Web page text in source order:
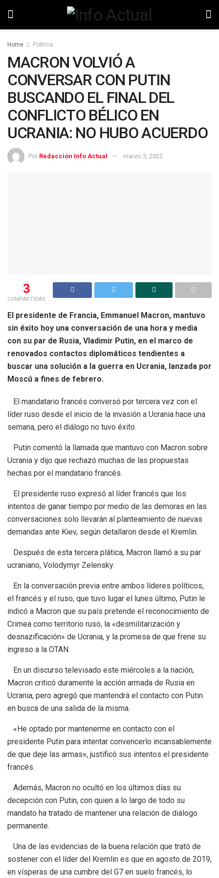
Home Política
MACRON VOLVIÓ A
CONVERSAR CON PUTIN
BUSCANDO EL FINAL DEL
CONFLICTO BÉLICO EN
UCRANIA: NO HUBO ACUERDO
Por Redacción Info Actual marzo 3, 2022
3
COMPARTIDAS
El presidente de Francia, Emmanuel Macron, mantuvo
sin éxito hoy una conversación de una hora y media
con su par de Rusia, Vladimir Putin, en el marco de
renovados contactos diplomáticos tendientes a
buscar una solución a la guerra en Ucrania, lanzada por
Moscú a fines de febrero.
El mandatario francés conversó por tercera vez con el
líder ruso desde el inicio de la invasión a Ucrania hace una
semana, pero el diálogo no tuvo éxito.
Putin comentó la llamada que mantuvo con Macron sobre
Ucrania y dijo que rechazó muchas de las propuestas
hechas por el mandatario francés.
El presidente ruso expresó al líder francés que los
intentos de ganar tiempo por medio de las demoras en las
conversaciones solo llevarán al planteamiento de nuevas
demandas ante Kiev, según detallaron desde el Kremlin.
Después de esta tercera plática, Macron llamó a su par
ucraniano, Volodymyr Zelensky.
En la conversación previa entre ambos líderes políticos,
el francés y el ruso, que tuvo lugar el lunes último, Putin le
indicó a Macron que su país pretende el reconocimiento de
Crimea como territorio ruso, la «desmilitarización y
desnazificación» de Ucrania, y la promesa de que frene su
ingreso a la OTAN.
En un discurso televisado este miércoles a la nación,
Macron criticó duramente la acción armada de Rusia en
Ucrania, pero agregó que mantendrá el contacto con Putin
en busca de una salida de la misma.
«He optado por mantenerme en contacto con el
presidente Putin para intentar convencerlo incansablemente
de que deje las armas», justificó sus intentos el presidente
francés.
Además, Macron no ocultó en los últimos días su
decepción con Putin, con quien a lo largo de todo su
mandato ha tratado de mantener una relación de diálogo
permanente.
Una de las evidencias de la buena relación que trató de
sostener con el líder del Kremlin es que en agosto de 2019,
en vísperas de una cumbre del G7 en suelo francés, lo